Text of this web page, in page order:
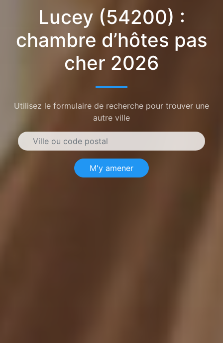
Lucey (54200) :
chambre d’hôtes pas
cher 2026
Utilisez le formulaire de recherche pour trouver une
autre ville
M'y amener